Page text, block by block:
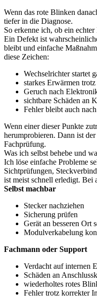
Wenn das rote Blinken
tiefer in die Diagnose.
So erkenne ich, ob ein
Ein Defekt ist
bleibt und einfache
diese Zeichen:
Wechselrichter startet
starkes Erwärmen
Geruch nach
sichtbare Schäden an
Fehler bleibt auch
Wenn einer dieser Punkte
herumprobieren. Dann ist
Fachprüfung.
Was ich selbst behebe und
Ich löse einfache Probleme
Sichtprüfungen,
ist meist schnell erledigt. Bei
Selbst machbar
Stecker nachziehen
Sicherung prüfen
Gerät an besseren Ort
Modulverkabelung
Fachmann oder Support
Verdacht auf internen
Schäden an
wiederholtes rotes
Fehler trotz korrekter